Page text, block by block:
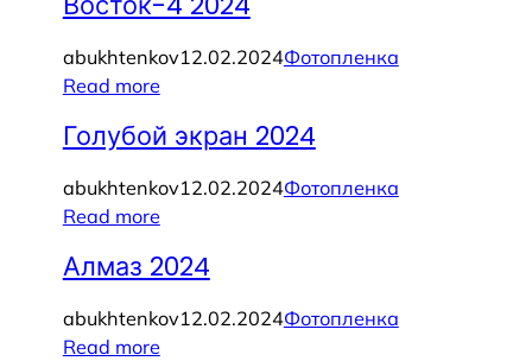
abukhtenkov12.02.2024Фотопленка
Read more
Голубой экран 2024
abukhtenkov12.02.2024Фотопленка
Read more
Алмаз 2024
abukhtenkov12.02.2024Фотопленка
Read more